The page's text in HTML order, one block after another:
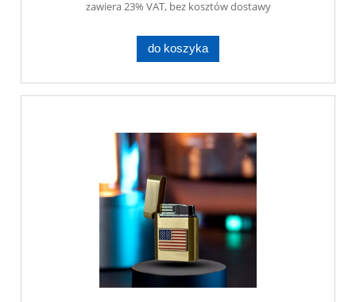
zawiera 23% VAT, bez kosztów dostawy
do koszyka